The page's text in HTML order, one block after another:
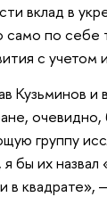
вклад в
само по себе
с учетом
Кузьминов
группу
бы их
в